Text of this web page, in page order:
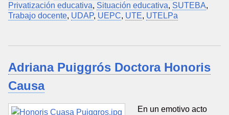
Privatización educativa, Situación educativa, SUTEBA,
Trabajo docente, UDAP, UEPC, UTE, UTELPa
Adriana Puiggrós Doctora Honoris
Causa
En un emotivo acto